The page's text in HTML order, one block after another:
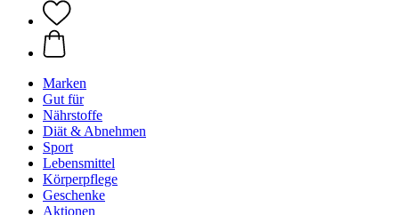
Marken
Gut für
Nährstoffe
Diät & Abnehmen
Sport
Lebensmittel
Körperpflege
Geschenke
Aktionen